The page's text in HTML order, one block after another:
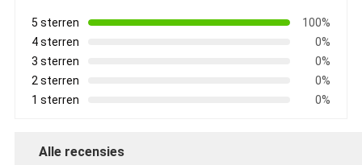
5 sterren
100%
4 sterren
0%
3 sterren
0%
2 sterren
0%
1 sterren
0%
Alle recensies